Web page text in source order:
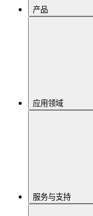
产品
应用领域
服务与支持